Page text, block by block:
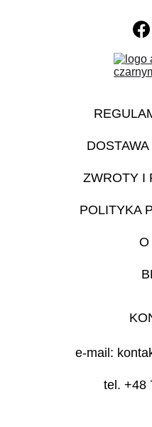
POLITYKA
ZWROTY I
e-mail:
tel. +48
O